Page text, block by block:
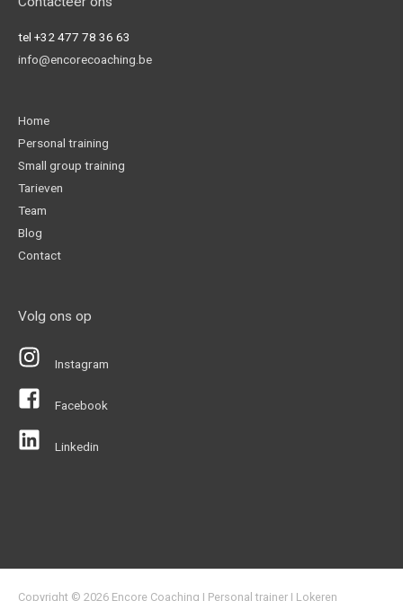
tel +32 477 78 36 63
info@encorecoaching.be
Home
Personal training
Small group training
Tarieven
Team
Blog
Contact
Volg ons op
Instagram
Facebook
Linkedin
Copyright © 2026 Encore Coaching | Personal trainer | Lokeren